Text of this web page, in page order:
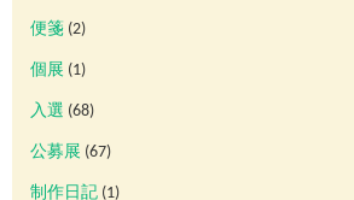
便箋 (2)
個展 (1)
入選 (68)
公募展 (67)
制作日記 (1)